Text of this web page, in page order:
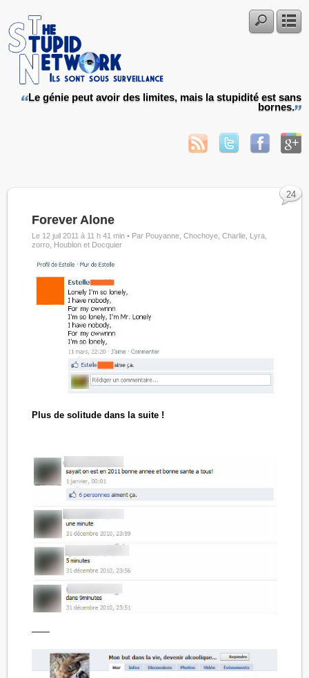
Le génie peut avoir des limites, mais la stupidité est sans
bornes.
Forever Alone
Le 12 juil 2011 à 11 h 41 min • Par Pouyanne, Chochoye, Charlie, Lyra,
zorro, Houblon et Docquier
Plus de solitude dans la suite !
——
24